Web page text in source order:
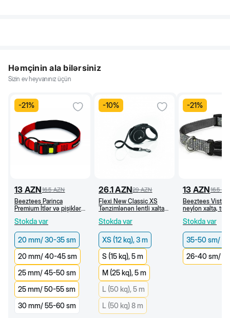
Həmçinin ala bilərsiniz
Sizin ev heyvanınız üçün
-21%
13 AZN16.5 AZN
Beeztees Parinca
Premium İtlər və pişiklər
mm/30-35 sm)
Stokda var
20 mm/ 30-35 sm
20 mm/ 40-45 sm
25 mm/ 45-50 sm
25 mm/ 50-55 sm
30 mm/ 55-60 sm
-10%
26.1AZN29 AZN
Flexi New Classic XS
Tənzimlənən lentli xalta
Stokda var
XS (12 kq), 3 m
S (15 kq), 5 m
M (25 kq), 5 m
L (50 kq), 5 m
L (50 kq) 8 m
-21%
13 AZN16.5
Beeztees Vista
neylon xalta,
Stokda var
35-50 sm/
26-40 sm/